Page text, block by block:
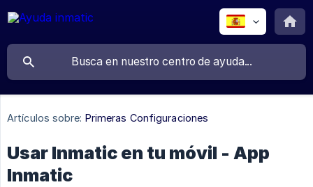
Artículos sobre: Primeras Configuraciones
Usar Inmatic en tu móvil - App
Inmatic